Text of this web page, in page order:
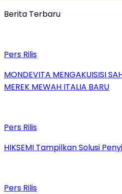
Berita Terbaru
Pers Rilis
MONDEVITA MENGAKUISISI
MEREK MEWAH ITALIA BARU
Pers Rilis
HIKSEMI Tampilkan Solusi
Pers Rilis